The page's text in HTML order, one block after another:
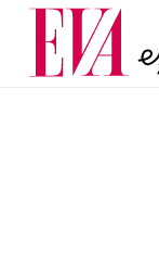
Carieră
Actualitate